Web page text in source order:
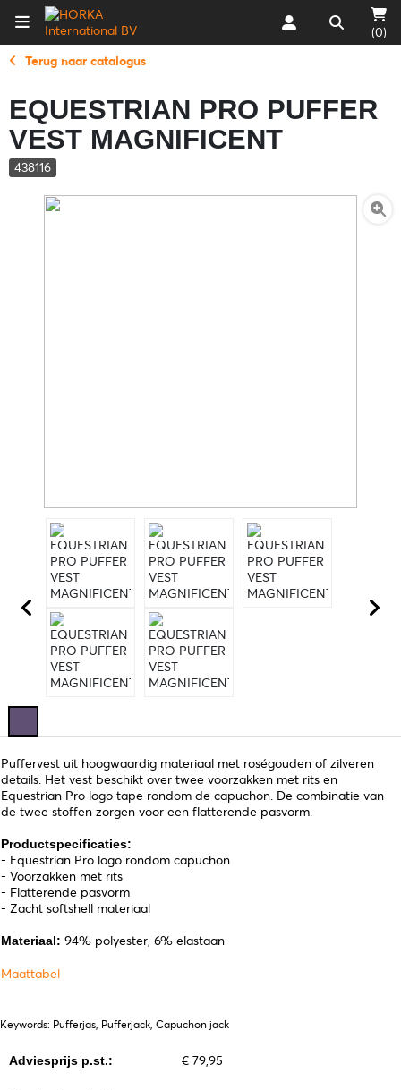
(0)
Terug naar catalogus
EQUESTRIAN PRO PUFFER
VEST MAGNIFICENT
438116
Puffervest uit hoogwaardig materiaal met roségouden of zilveren
details. Het vest beschikt over twee voorzakken met rits en
Equestrian Pro logo tape rondom de capuchon. De combinatie van
de twee stoffen zorgen voor een flatterende pasvorm.
Productspecificaties:
- Equestrian Pro logo rondom capuchon
- Voorzakken met rits
- Flatterende pasvorm
- Zacht softshell materiaal
Materiaal: 94% polyester, 6% elastaan
Maattabel
Keywords: Pufferjas, Pufferjack, Capuchon jack
Adviesprijs p.st.: € 79,95